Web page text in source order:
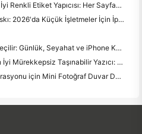
Günlük ve Scrapbooking için En İyi Renkli Etiket Yapıcısı: Her Sayfaya Daha Fazla Renk Ekle
El Yazısı ve Nakliye Etiketleri Baskı: 2026'da Küçük İşletmeler İçin İpuçları
Bir Cep Fotoğraf Yazıcısı Nasıl Seçilir: Günlük, Seyahat ve iPhone Kullanıcıları için Tam Bir Kılavuz
Seyahat, Okul ve Mobil İş için En İyi Mürekkepsiz Taşınabilir Yazıcı: Hanin MT620 Pro İnceleme
Yatak Odası ve Yatakhane Dekorasyonu için Mini Fotoğraf Duvar Düzenleme Fikirleri ve İpuçları